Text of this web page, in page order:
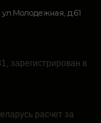
д.61
зарегистрирован в
расчет за